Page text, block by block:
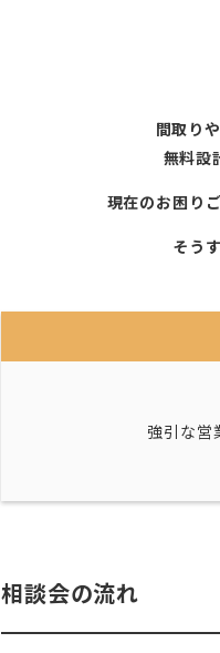
間取り
無料設
現在のお困り
そう
強引な営
相談会の流れ